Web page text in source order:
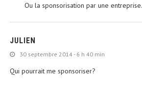
Ou la sponsorisation par une entreprise.
JULIEN
30 septembre 2014 - 6 h 40 min
Qui pourrait me sponsoriser?